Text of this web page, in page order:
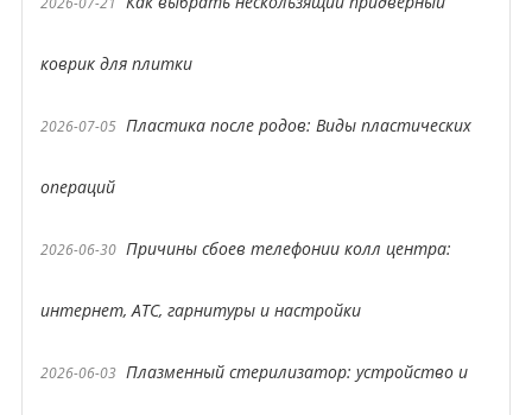
коврик для плитки
2026-07-05 Пластика после родов: Виды пластических
операций
2026-06-30 Причины сбоев телефонии колл центра:
интернет, АТС, гарнитуры и настройки
2026-06-03 Плазменный стерилизатор: устройство и